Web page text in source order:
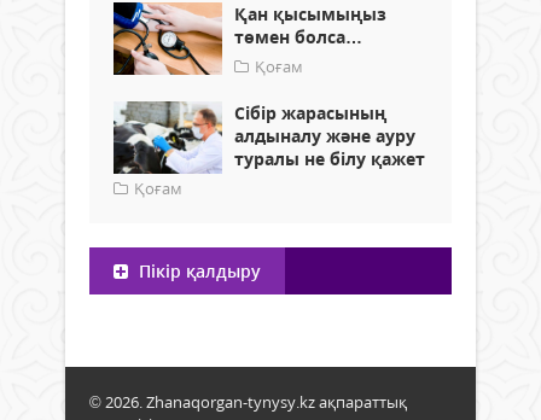
Қан қысымыңыз
төмен болса…
Қоғам
Сібір жарасының
алдыналу және ауру
туралы не білу қажет
Қоғам
Пікір қалдыру
© 2026. Zhanaqorgan-tynysy.kz ақпараттық